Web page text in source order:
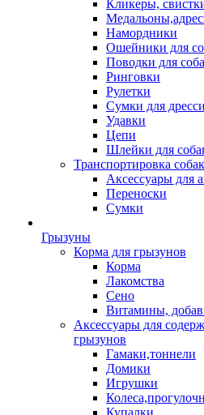
Кликеры,
Намордники
Ошейники для
Поводки для
Ринговки
Рулетки
Сумки для
Удавки
Цепи
Шлейки для
Транспортировка
Аксессуары для
Переноски
Сумки
Грызуны
Корма для грызунов
Корма
Лакомства
Сено
Витамины,
Аксессуары для
грызунов
Гамаки,тоннели
Домики
Игрушки
Купалки